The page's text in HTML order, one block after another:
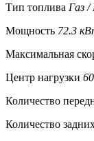
Тип топлива Газ /
Мощность 72.3
Максимальная
Центр нагрузки
Количество
Количество